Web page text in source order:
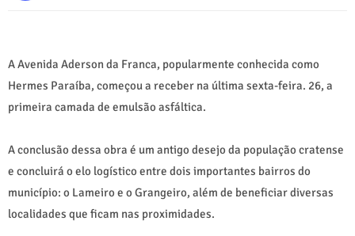
A Avenida Aderson da Franca, popularmente conhecida como
Hermes Paraíba, começou a receber na última sexta-feira. 26, a
primeira camada de emulsão asfáltica.
A conclusão dessa obra é um antigo desejo da população cratense
e concluirá o elo logístico entre dois importantes bairros do
município: o Lameiro e o Grangeiro, além de beneficiar diversas
localidades que ficam nas proximidades.